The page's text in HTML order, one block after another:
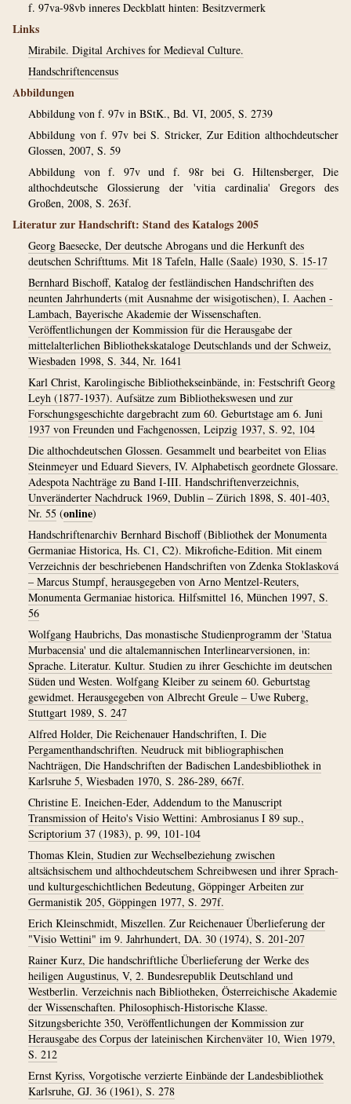
f. 97va-98vb inneres Deckblatt hinten: Besitzvermerk
Links
Mirabile. Digital Archives for Medieval Culture.
Handschriftencensus
Abbildungen
Abbildung von f. 97v in BStK., Bd. VI, 2005, S. 2739
Abbildung von f. 97v bei S. Stricker, Zur Edition althochdeutscher
Glossen, 2007, S. 59
Abbildung von f. 97v und f. 98r bei G. Hiltensberger, Die
althochdeutsche Glossierung der 'vitia cardinalia' Gregors des
Großen, 2008, S. 263f.
Literatur zur Handschrift: Stand des Katalogs 2005
Georg Baesecke, Der deutsche Abrogans und die Herkunft des
deutschen Schrifttums. Mit 18 Tafeln, Halle (Saale) 1930, S. 15-17
Bernhard Bischoff, Katalog der festländischen Handschriften des
neunten Jahrhunderts (mit Ausnahme der wisigotischen), I. Aachen -
Lambach, Bayerische Akademie der Wissenschaften.
Veröffentlichungen der Kommission für die Herausgabe der
mittelalterlichen Bibliothekskataloge Deutschlands und der Schweiz,
Wiesbaden 1998, S. 344, Nr. 1641
Karl Christ, Karolingische Bibliothekseinbände, in: Festschrift Georg
Leyh (1877-1937). Aufsätze zum Bibliothekswesen und zur
Forschungsgeschichte dargebracht zum 60. Geburtstage am 6. Juni
1937 von Freunden und Fachgenossen, Leipzig 1937, S. 92, 104
Die althochdeutschen Glossen. Gesammelt und bearbeitet von Elias
Steinmeyer und Eduard Sievers, IV. Alphabetisch geordnete Glossare.
Adespota Nachträge zu Band I-III. Handschriftenverzeichnis,
Unveränderter Nachdruck 1969, Dublin – Zürich 1898, S. 401-403,
Nr. 55 (online)
Handschriftenarchiv Bernhard Bischoff (Bibliothek der Monumenta
Germaniae Historica, Hs. C1, C2). Mikrofiche-Edition. Mit einem
Verzeichnis der beschriebenen Handschriften von Zdenka Stoklasková
– Marcus Stumpf, herausgegeben von Arno Mentzel-Reuters,
Monumenta Germaniae historica. Hilfsmittel 16, München 1997, S.
56
Wolfgang Haubrichs, Das monastische Studienprogramm der 'Statua
Murbacensia' und die altalemannischen Interlinearversionen, in:
Sprache. Literatur. Kultur. Studien zu ihrer Geschichte im deutschen
Süden und Westen. Wolfgang Kleiber zu seinem 60. Geburtstag
gewidmet. Herausgegeben von Albrecht Greule – Uwe Ruberg,
Stuttgart 1989, S. 247
Alfred Holder, Die Reichenauer Handschriften, I. Die
Pergamenthandschriften. Neudruck mit bibliographischen
Nachträgen, Die Handschriften der Badischen Landesbibliothek in
Karlsruhe 5, Wiesbaden 1970, S. 286-289, 667f.
Christine E. Ineichen-Eder, Addendum to the Manuscript
Transmission of Heito's Visio Wettini: Ambrosianus I 89 sup.,
Scriptorium 37 (1983), p. 99, 101-104
Thomas Klein, Studien zur Wechselbeziehung zwischen
altsächsischem und althochdeutschem Schreibwesen und ihrer Sprach-
und kulturgeschichtlichen Bedeutung, Göppinger Arbeiten zur
Germanistik 205, Göppingen 1977, S. 297f.
Erich Kleinschmidt, Miszellen. Zur Reichenauer Überlieferung der
"Visio Wettini" im 9. Jahrhundert, DA. 30 (1974), S. 201-207
Rainer Kurz, Die handschriftliche Überlieferung der Werke des
heiligen Augustinus, V, 2. Bundesrepublik Deutschland und
Westberlin. Verzeichnis nach Bibliotheken, Österreichische Akademie
der Wissenschaften. Philosophisch-Historische Klasse.
Sitzungsberichte 350, Veröffentlichungen der Kommission zur
Herausgabe des Corpus der lateinischen Kirchenväter 10, Wien 1979,
S. 212
Ernst Kyriss, Vorgotische verzierte Einbände der Landesbibliothek
Karlsruhe, GJ. 36 (1961), S. 278